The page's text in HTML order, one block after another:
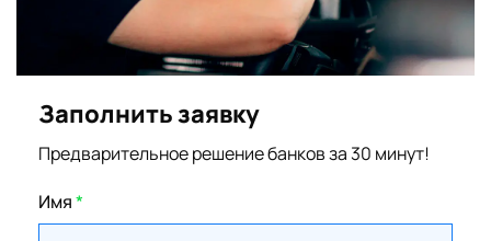
Заполнить заявку
Предварительное решение банков за 30 минут!
Имя*